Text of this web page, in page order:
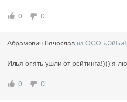
0 0
Абрамович Вячеслав из ООО
Илья опять ушли от рейтинга!))) я
0 0